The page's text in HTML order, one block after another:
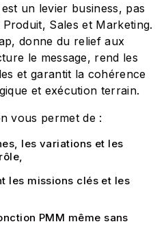
un levier business, pas
Sales et Marketing.
donne du relief aux
le message, rend les
et garantit la cohérence
et exécution terrain.
vous permet de :
les variations et les
les missions clés et les
PMM même sans